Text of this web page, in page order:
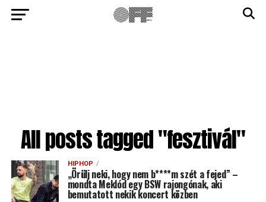
All posts tagged "fesztivál"
HIPHOP
„Örülj neki, hogy nem b****m szét a fejed” –
mondta Meklód egy BSW rajongónak, aki
bemutatott nekik koncert közben